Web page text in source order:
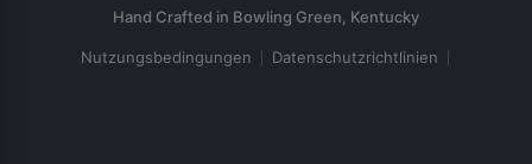
Nutzungsbedingungen Datenschutzrichtlinien